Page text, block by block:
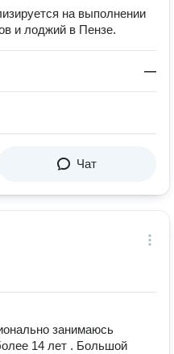
на выполнении
и лоджий в Пензе.
—
Чат
занимаюсь
14 лет . Большой